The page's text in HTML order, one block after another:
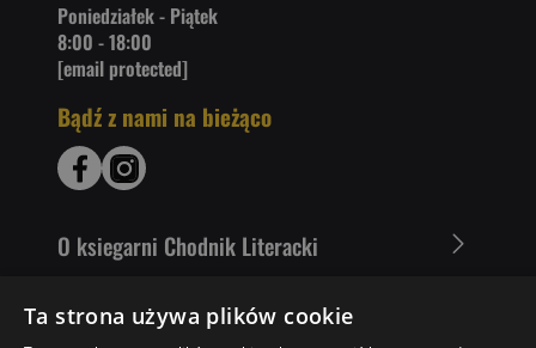
Poniedziałek - Piątek
8:00 - 18:00
[email protected]
Bądź z nami na bieżąco
O ksiegarni Chodnik Literacki
Zakupy u nas
Ta strona używa plików cookie